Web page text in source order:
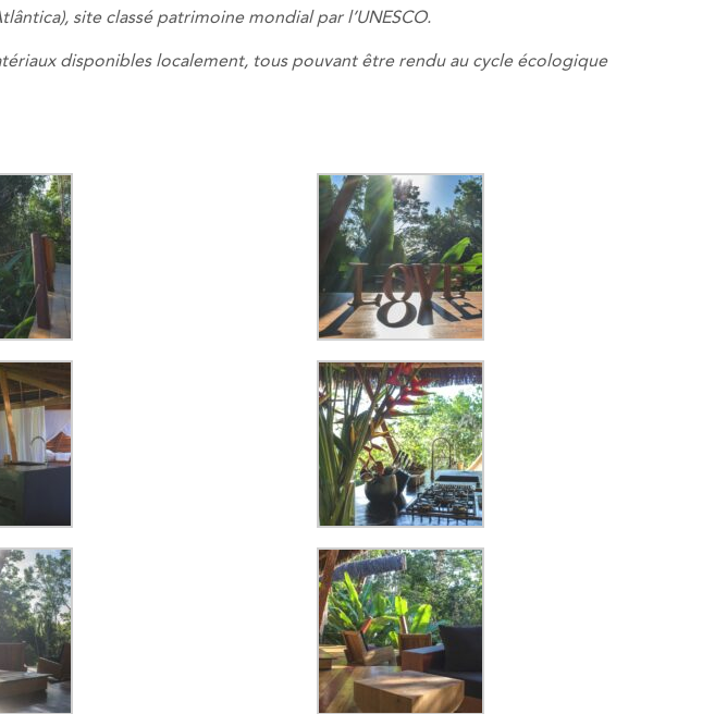
), site classé patrimoine mondial par l’UNESCO.
disponibles localement, tous pouvant être rendu au cycle écologique